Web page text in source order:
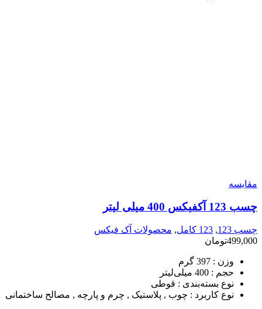
مقایسه
چسب 123 آکفیکس 400 میلی لیتر
چسب 123 , 123 کامل , محصولات آک فیکس
499,000تومان
وزن : 397 گرم
حجم : 400 میلی‌لیتر
نوع بسته‌بندی : قوطی
نوع کاربرد : چوب , پلاستیک , چرم و پارچه , مصالح ساختمانی